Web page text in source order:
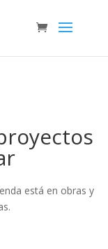
está en obras y